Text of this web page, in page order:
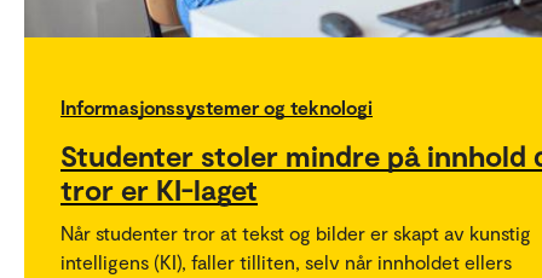
Informasjonssystemer og teknologi
Studenter stoler mindre på innhold
tror er KI-laget
Når studenter tror at tekst og bilder er skapt av kunstig
intelligens (KI), faller tilliten, selv når innholdet ellers